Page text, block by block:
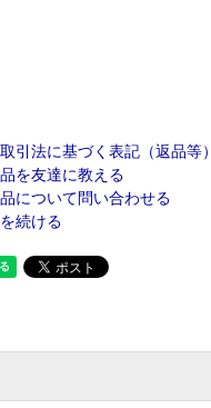
引法に基づく表記（返品等）
を友達に教える
について問い合わせる
続ける